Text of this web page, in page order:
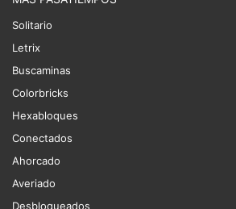
Solitario
Letrix
Buscaminas
Colorbricks
Hexabloques
Conectados
Ahorcado
Averiado
Desbloqueados